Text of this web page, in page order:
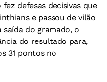
defesas decisivas que
e passou de vilão
do gramado, o
do resultado para,
31 pontos no